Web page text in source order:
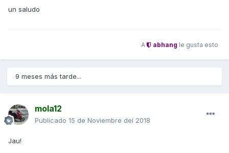
un saludo
A abhang le gusta esto
9 meses más tarde...
mola12
Publicado 15 de Noviembre del 2018
Jau!